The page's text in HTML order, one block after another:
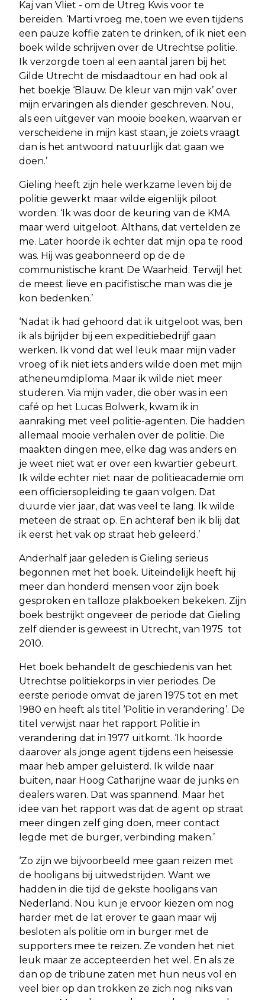
Kaj van Vliet - om de Utreg Kwis voor te
bereiden. ‘Marti vroeg me, toen we even tijdens
een pauze koffie zaten te drinken, of ik niet een
boek wilde schrijven over de Utrechtse politie.
Ik verzorgde toen al een aantal jaren bij het
Gilde Utrecht de misdaadtour en had ook al
het boekje ‘Blauw. De kleur van mijn vak’ over
mijn ervaringen als diender geschreven. Nou,
als een uitgever van mooie boeken, waarvan er
verscheidene in mijn kast staan, je zoiets vraagt
dan is het antwoord natuurlijk dat gaan we
doen.’
Gieling heeft zijn hele werkzame leven bij de
politie gewerkt maar wilde eigenlijk piloot
worden. ‘Ik was door de keuring van de KMA
maar werd uitgeloot. Althans, dat vertelden ze
me. Later hoorde ik echter dat mijn opa te rood
was. Hij was geabonneerd op de de
communistische krant De Waarheid. Terwijl het
de meest lieve en pacifistische man was die je
kon bedenken.’
‘Nadat ik had gehoord dat ik uitgeloot was, ben
ik als bijrijder bij een expeditiebedrijf gaan
werken. Ik vond dat wel leuk maar mijn vader
vroeg of ik niet iets anders wilde doen met mijn
atheneumdiploma. Maar ik wilde niet meer
studeren. Via mijn vader, die ober was in een
café op het Lucas Bolwerk, kwam ik in
aanraking met veel politie-agenten. Die hadden
allemaal mooie verhalen over de politie. Die
maakten dingen mee, elke dag was anders en
je weet niet wat er over een kwartier gebeurt.
Ik wilde echter niet naar de politieacademie om
een officiersopleiding te gaan volgen. Dat
duurde vier jaar, dat was veel te lang. Ik wilde
meteen de straat op. En achteraf ben ik blij dat
ik eerst het vak op straat heb geleerd.’
Anderhalf jaar geleden is Gieling serieus
begonnen met het boek. Uiteindelijk heeft hij
meer dan honderd mensen voor zijn boek
gesproken en talloze plakboeken bekeken. Zijn
boek bestrijkt ongeveer de periode dat Gieling
zelf diender is geweest in Utrecht, van 1975 tot
2010.
Het boek behandelt de geschiedenis van het
Utrechtse politiekorps in vier periodes. De
eerste periode omvat de jaren 1975 tot en met
1980 en heeft als titel ‘Politie in verandering’. De
titel verwijst naar het rapport Politie in
verandering dat in 1977 uitkomt. ‘Ik hoorde
daarover als jonge agent tijdens een heisessie
maar heb amper geluisterd. Ik wilde naar
buiten, naar Hoog Catharijne waar de junks en
dealers waren. Dat was spannend. Maar het
idee van het rapport was dat de agent op straat
meer dingen zelf ging doen, meer contact
legde met de burger, verbinding maken.’
‘Zo zijn we bijvoorbeeld mee gaan reizen met
de hooligans bij uitwedstrijden. Want we
hadden in die tijd de gekste hooligans van
Nederland. Nou kun je ervoor kiezen om nog
harder met de lat erover te gaan maar wij
besloten als politie om in burger met de
supporters mee te reizen. Ze vonden het niet
leuk maar ze accepteerden het wel. En als ze
dan op de tribune zaten met hun neus vol en
veel bier op dan trokken ze zich nog niks van